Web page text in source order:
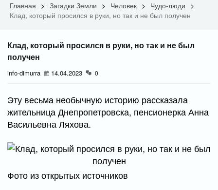
Главная > Загадки Земли > Человек > Чудо-люди >
Клад, который просился в руки, но так и не был получен
Клад, который просился в руки, но так и не был
получен
info-dimurra 14.04.2023 0
Эту весьма необычную историю рассказала
жительница Днепропетровска, пенсионерка Анна
Васильевна Ляхова.
Фото из открытых источников